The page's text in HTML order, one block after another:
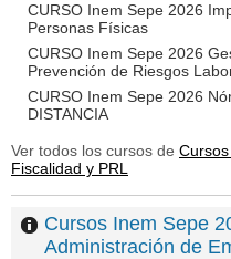
CURSO Inem Sepe 2026
Personas Físicas
CURSO Inem Sepe 2026
Prevención de Riesgos
CURSO Inem Sepe 2026
DISTANCIA
Ver todos los cursos de
Fiscalidad y PRL
Cursos Inem Sepe
Administración de